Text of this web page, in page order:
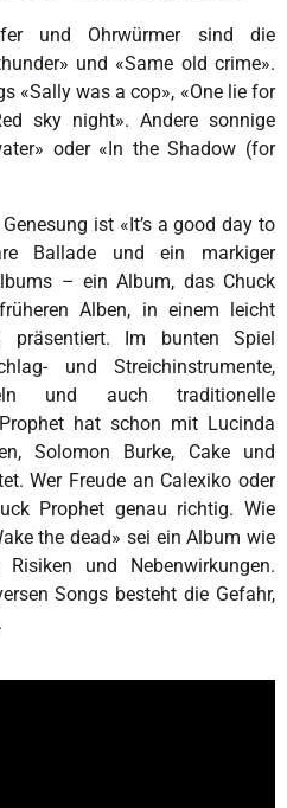
und Ohrwürmer sind die
und «Same old crime».
«Sally was a cop», «One lie for
sky night». Andere sonnige
oder «In the Shadow (for
ist «It’s a good day to
Ballade und ein markiger
– ein Album, das Chuck
Alben, in einem leicht
präsentiert. Im bunten Spiel
und Streichinstrumente,
und auch traditionelle
hat schon mit Lucinda
Solomon Burke, Cake und
Wer Freude an Calexiko oder
Prophet genau richtig. Wie
the dead» sei ein Album wie
und Nebenwirkungen.
Songs besteht die Gefahr,